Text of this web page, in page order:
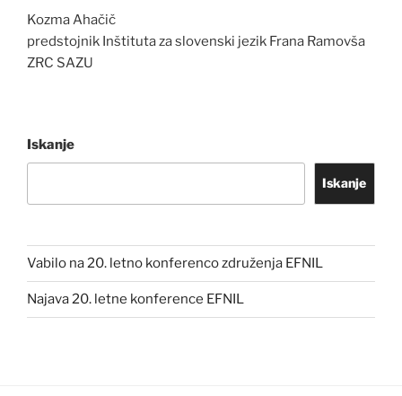
Kozma Ahačič
predstojnik Inštituta za slovenski jezik Frana Ramovša
ZRC SAZU
Iskanje
Iskanje
Vabilo na 20. letno konferenco združenja EFNIL
Najava 20. letne konference EFNIL